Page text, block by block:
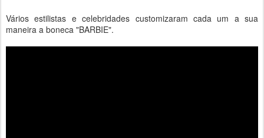
Vários estilistas e celebridades customizaram cada um a sua
maneira a boneca "BARBIE".